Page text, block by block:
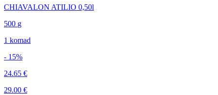
CHIAVALON ATILIO 0,50l
500 g
1 komad
- 15%
24.65 €
29.00 €